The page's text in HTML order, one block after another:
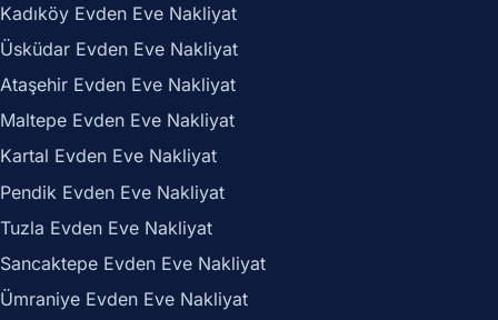
Kadıköy Evden Eve Nakliyat
Üsküdar Evden Eve Nakliyat
Ataşehir Evden Eve Nakliyat
Maltepe Evden Eve Nakliyat
Kartal Evden Eve Nakliyat
Pendik Evden Eve Nakliyat
Tuzla Evden Eve Nakliyat
Sancaktepe Evden Eve Nakliyat
Ümraniye Evden Eve Nakliyat